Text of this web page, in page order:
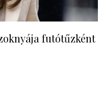
futótűzként